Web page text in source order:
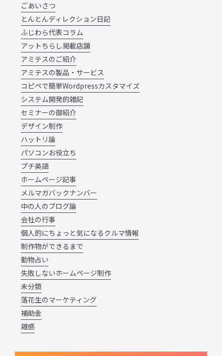
ごあいさつ
とんとんディレクション日記
ふじわら代表コラム
アットちらし掲載店舗
アミテスのご紹介
アミテスの製品・サービス
コピペで簡単Wordpressカスタマイズ
システム開発的雑記
セミナーの御紹介
デザイン制作
ハットリ論
パソコンお役立ち
プチ英語
ホームページ記事
メルマガバックナンバー
中の人のブログ論
会社の行事
個人的にちょっと気になるクルマ情報
制作物ができるまで
動物占い
失敗しないホームページ制作
未分類
落花生のマーケティング
補助金
雑感